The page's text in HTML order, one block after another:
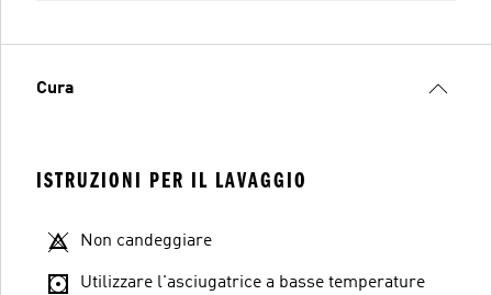
Cura
ISTRUZIONI PER IL LAVAGGIO
Non candeggiare
Utilizzare l'asciugatrice a basse temperature